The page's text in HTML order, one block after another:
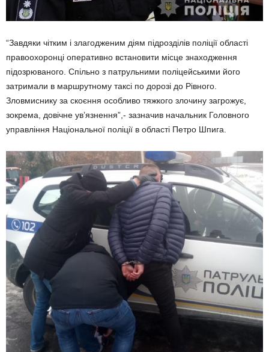
“Завдяки чітким і злагодженим діям підрозділів поліції області
правоохоронці оперативно встановити місце знаходження
підозрюваного. Спільно з патрульними поліцейськими його
затримали в маршрутному таксі по дорозі до Рівного.
Зловмиснику за скоєння особливо тяжкого злочину загрожує,
зокрема, довічне ув’язнення”,- зазначив начальник Головного
управління Національної поліції в області Петро Шпига.